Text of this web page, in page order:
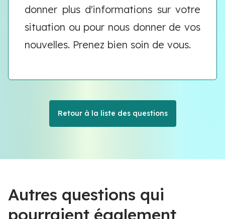
donner plus d'informations sur votre
situation ou pour nous donner de vos
nouvelles. Prenez bien soin de vous.
Retour à la liste des questions
Autres questions qui
pourraient également